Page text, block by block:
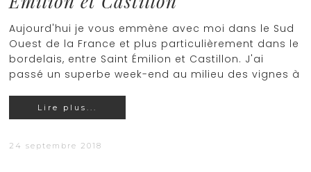
Aujourd'hui je vous emmène avec moi dans le Sud
Ouest de la France et plus particulièrement dans le
bordelais, entre Saint Émilion et Castillon. J'ai
passé un superbe week-end au milieu des vignes à
Lire plus...
24 septembre 2018